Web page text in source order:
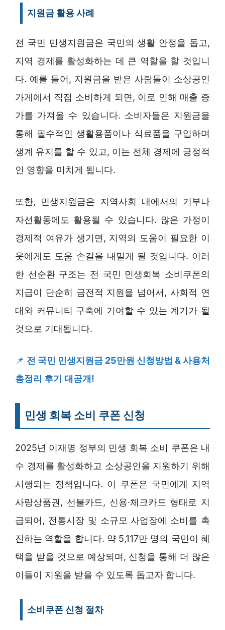
지원금 활용 사례
전 국민 민생지원금은 국민의 생활 안정을 돕고,
지역 경제를 활성화하는 데 큰 역할을 할 것입니
다. 예를 들어, 지원금을 받은 사람들이 소상공인
가게에서 직접 소비하게 되면, 이로 인해 매출 증
가를 가져올 수 있습니다. 소비자들은 지원금을
통해 필수적인 생활용품이나 식료품을 구입하며
생계 유지를 할 수 있고, 이는 전체 경제에 긍정적
인 영향을 미치게 됩니다.
또한, 민생지원금은 지역사회 내에서의 기부나
자선활동에도 활용될 수 있습니다. 많은 가정이
경제적 여유가 생기면, 지역의 도움이 필요한 이
웃에게도 도움 손길을 내밀게 될 것입니다. 이러
한 선순환 구조는 전 국민 민생회복 소비쿠폰의
지급이 단순히 금전적 지원을 넘어서, 사회적 연
대와 커뮤니티 구축에 기여할 수 있는 계기가 될
것으로 기대됩니다.
📌 전 국민 민생지원금 25만원 신청방법 & 사용처
총정리 후기 대공개!
민생 회복 소비 쿠폰 신청
2025년 이재명 정부의 민생 회복 소비 쿠폰은 내
수 경제를 활성화하고 소상공인을 지원하기 위해
시행되는 정책입니다. 이 쿠폰은 국민에게 지역
사랑상품권, 선불카드, 신용·체크카드 형태로 지
급되어, 전통시장 및 소규모 사업장에 소비를 촉
진하는 역할을 합니다. 약 5,117만 명의 국민이 혜
택을 받을 것으로 예상되며, 신청을 통해 더 많은
이들이 지원을 받을 수 있도록 돕고자 합니다.
소비쿠폰 신청 절차